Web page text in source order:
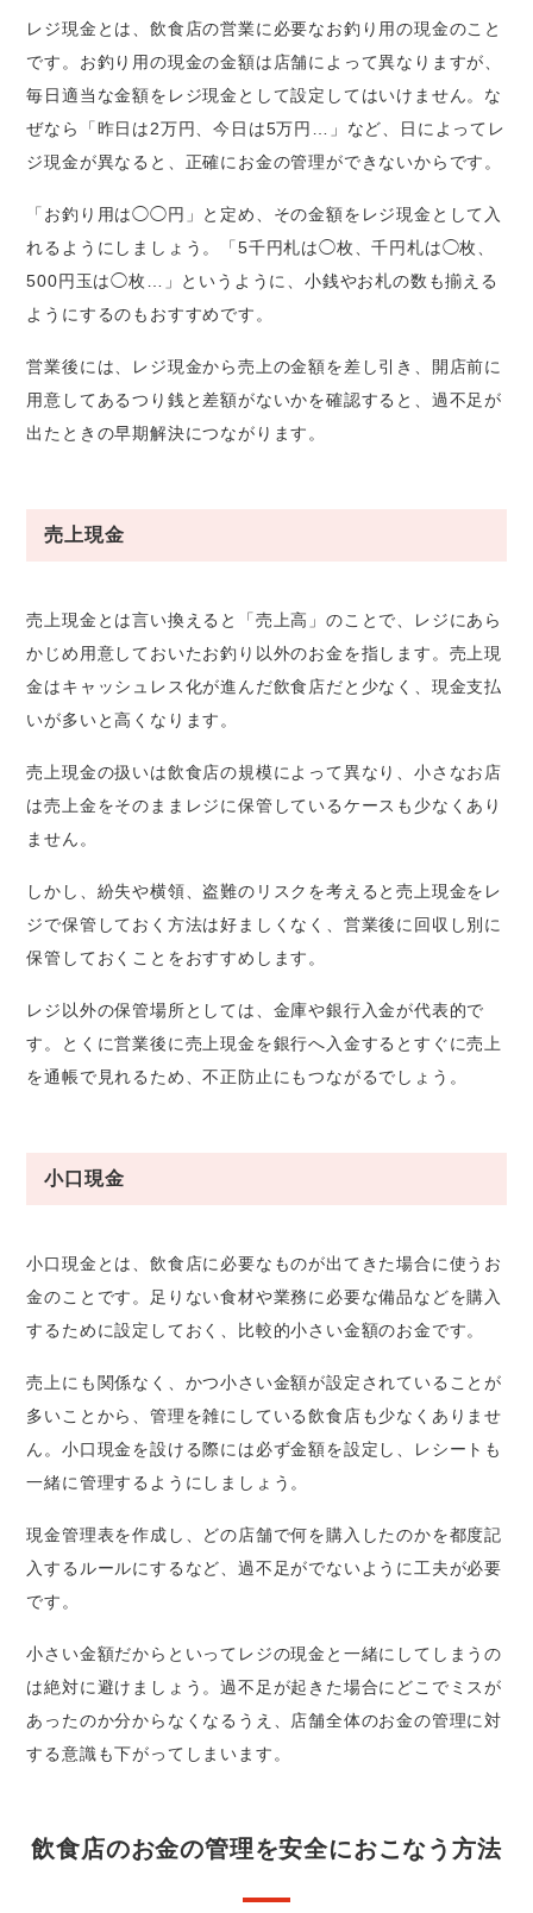
レジ現金とは、飲食店の営業に必要なお釣り用の現金のこと
です。お釣り用の現金の金額は店舗によって異なりますが、
毎日適当な金額をレジ現金として設定してはいけません。な
ぜなら「昨日は2万円、今日は5万円…」など、日によってレ
ジ現金が異なると、正確にお金の管理ができないからです。
「お釣り用は◯◯円」と定め、その金額をレジ現金として入
れるようにしましょう。「5千円札は◯枚、千円札は◯枚、
500円玉は◯枚…」というように、小銭やお札の数も揃える
ようにするのもおすすめです。
営業後には、レジ現金から売上の金額を差し引き、開店前に
用意してあるつり銭と差額がないかを確認すると、過不足が
出たときの早期解決につながります。
売上現金
売上現金とは言い換えると「売上高」のことで、レジにあら
かじめ用意しておいたお釣り以外のお金を指します。売上現
金はキャッシュレス化が進んだ飲食店だと少なく、現金支払
いが多いと高くなります。
売上現金の扱いは飲食店の規模によって異なり、小さなお店
は売上金をそのままレジに保管しているケースも少なくあり
ません。
しかし、紛失や横領、盗難のリスクを考えると売上現金をレ
ジで保管しておく方法は好ましくなく、営業後に回収し別に
保管しておくことをおすすめします。
レジ以外の保管場所としては、金庫や銀行入金が代表的で
す。とくに営業後に売上現金を銀行へ入金するとすぐに売上
を通帳で見れるため、不正防止にもつながるでしょう。
小口現金
小口現金とは、飲食店に必要なものが出てきた場合に使うお
金のことです。足りない食材や業務に必要な備品などを購入
するために設定しておく、比較的小さい金額のお金です。
売上にも関係なく、かつ小さい金額が設定されていることが
多いことから、管理を雑にしている飲食店も少なくありませ
ん。小口現金を設ける際には必ず金額を設定し、レシートも
一緒に管理するようにしましょう。
現金管理表を作成し、どの店舗で何を購入したのかを都度記
入するルールにするなど、過不足がでないように工夫が必要
です。
小さい金額だからといってレジの現金と一緒にしてしまうの
は絶対に避けましょう。過不足が起きた場合にどこでミスが
あったのか分からなくなるうえ、店舗全体のお金の管理に対
する意識も下がってしまいます。
飲食店のお金の管理を安全におこなう方法